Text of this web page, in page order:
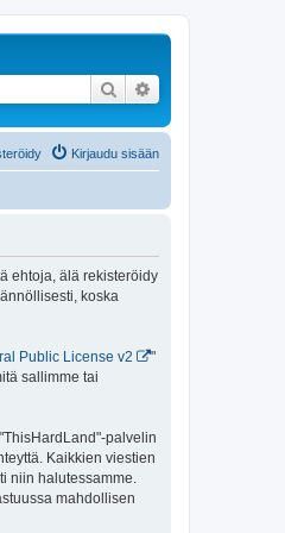
Etsi
Kirjaudu sisään
ehtoja, älä rekisteröidy
koska
Public License v2
"
sallimme tai
palvelin
Kaikkien viestien
niin halutessamme.
mahdollisen